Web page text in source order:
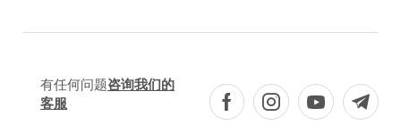
有任何问题咨询我们的
客服